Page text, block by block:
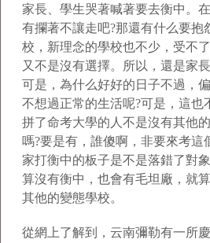
家長、學生哭著喊著要去衡中。
有攔著不讓走吧?那還有什么要抱
校，新理念的學校也不少，受不
又不是沒有選擇。所以，還是家
可是，為什么好好的日子不過，
不想過正常的生活呢?可是，這也
拼了命考大學的人不是沒有其他
嗎?要是有，誰傻啊，非要來考這
家打衡中的板子是不是落錯了對
算沒有衡中，也會有毛坦廠，就
其他的變態學校。
從網上了解到，云南彌勒有一所